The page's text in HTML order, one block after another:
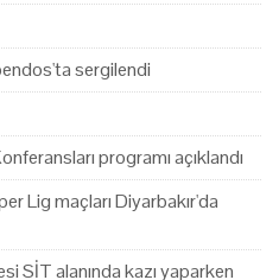
sergilendi
programı açıklandı
Lig maçları Diyarbakır'da
SİT alanında kazı yaparken